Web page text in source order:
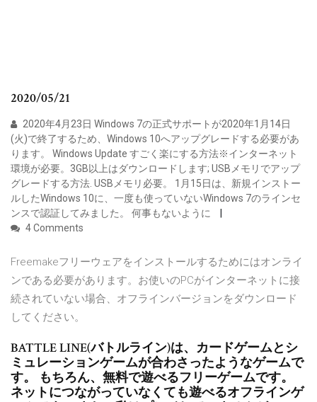
2020/05/21
2020年4月23日 Windows 7の正式サポートが2020年1月14日
(火)で終了するため、Windows 10へアップグレードする必要があ
ります。 Windows Update すごく楽にする方法※インターネット
環境が必要。3GB以上はダウンロードします; USBメモリでアップ
グレードする方法. USBメモリ必要。 1月15日は、新規インストー
ルしたWindows 10に、一度も使っていないWindows 7のラインセ
ンスで認証してみました。 何事もないように
4 Comments
Freemakeフリーウェアをインストールするためにはオンライ
ンである必要があります。お使いのPCがインターネットに接
続されていない場合、オフラインバージョンをダウンロード
してください。
BATTLE LINE(バトルライン)は、カードゲームとシ
ミュレーションゲームが合わさったようなゲームで
す。 もちろん、無料で遊べるフリーゲームです。
ネットにつながっていなくても遊べるオフラインゲ